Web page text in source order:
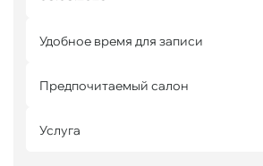
Удобное время для записи
Предпочитаемый салон
Услуга